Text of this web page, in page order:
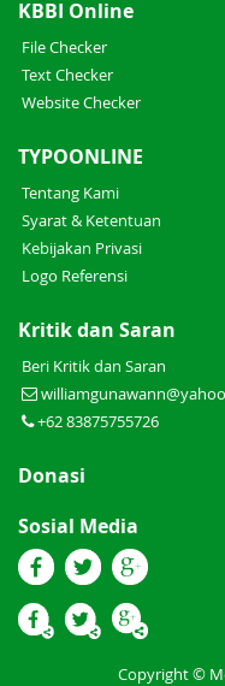
KBBI Online
File Checker
Text Checker
Website Checker
TYPOONLINE
Tentang Kami
Syarat & Ketentuan
Kebijakan Privasi
Logo Referensi
Kritik dan Saran
Beri Kritik dan Saran
+62 83875755726
Donasi
Sosial Media
Copyright ©